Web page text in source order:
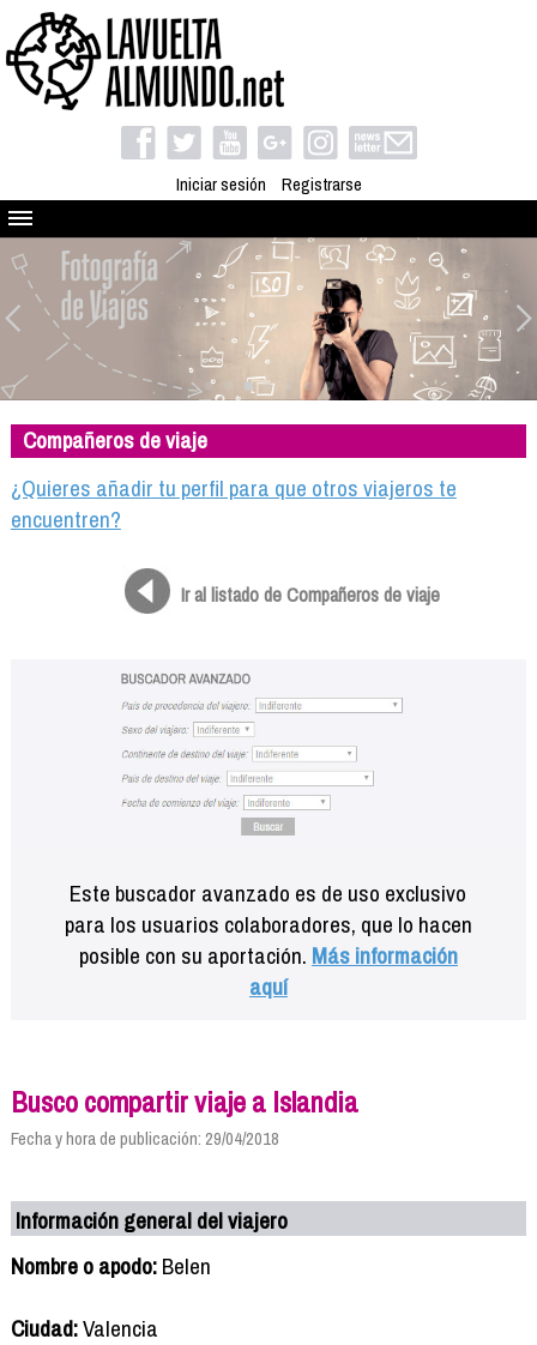
Iniciar sesión Registrarse
Quienes somos
El proyecto
Blog
Viaja con nosotros
Camino solidario
Libros
Compañeros de viaje
Compañeros de viaje
¿Quieres añadir tu perfil para que otros viajeros te
encuentren?
Ir al listado de Compañeros de viaje
Este buscador avanzado es de uso exclusivo
para los usuarios colaboradores, que lo hacen
posible con su aportación. Más información
aquí
Busco compartir viaje a Islandia
Fecha y hora de publicación: 29/04/2018
Información general del viajero
Nombre o apodo:Belen
Ciudad:Valencia